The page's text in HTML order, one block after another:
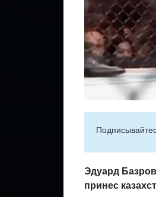
Эдуард
принес